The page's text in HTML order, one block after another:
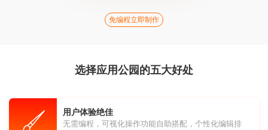
免编程立即制作
选择应用公园的五大好处
用户体验绝佳
无需编程，可视化操作功能自助搭配，个性化编辑排